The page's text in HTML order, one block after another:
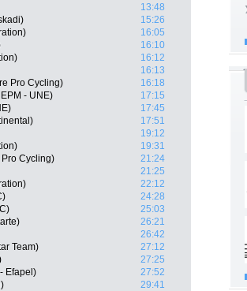
13:48
15:26
16:05
16:10
16:12
16:13
Pro Cycling)
16:18
- UNE)
17:15
17:45
17:51
19:12
19:31
Cycling)
21:24
21:25
22:12
24:28
25:03
26:21
26:42
Team)
27:12
27:25
Efapel)
27:52
29:41